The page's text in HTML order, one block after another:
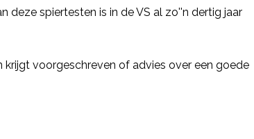
spiertesten is in de VS al zo''n dertig jaar
voorgeschreven of advies over een goede